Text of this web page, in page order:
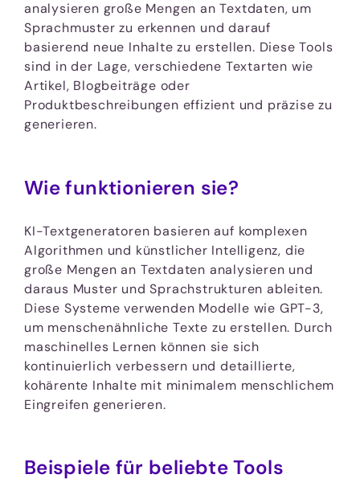
analysieren große Mengen an Textdaten, um
Sprachmuster zu erkennen und darauf
basierend neue Inhalte zu erstellen. Diese Tools
sind in der Lage, verschiedene Textarten wie
Artikel, Blogbeiträge oder
Produktbeschreibungen effizient und präzise zu
generieren.
Wie funktionieren sie?
KI-Textgeneratoren basieren auf komplexen
Algorithmen und künstlicher Intelligenz, die
große Mengen an Textdaten analysieren und
daraus Muster und Sprachstrukturen ableiten.
Diese Systeme verwenden Modelle wie GPT-3,
um menschenähnliche Texte zu erstellen. Durch
maschinelles Lernen können sie sich
kontinuierlich verbessern und detaillierte,
kohärente Inhalte mit minimalem menschlichem
Eingreifen generieren.
Beispiele für beliebte Tools